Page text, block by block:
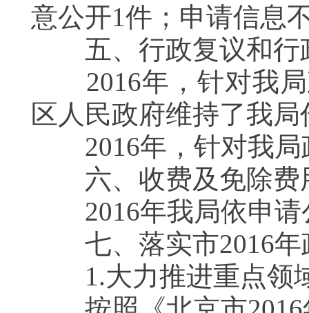
意公开1件；申请信息
五、行政复议和行
2016年，针对我局
区人民政府维持了我
2016年，针对我局
六、收费及免除费
2016年我局依申请
七、落实市2016年
1.大力推进重点领